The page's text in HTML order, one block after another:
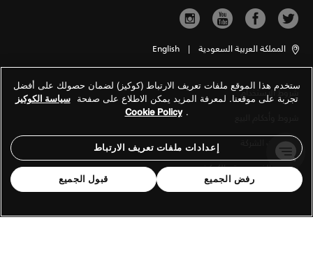
المملكة العربية السعودية |
English
شروط الاستخدام
معلومات الشركة
سياسة الخصوصية والكوكيز
ستخدم هذا الموقع ملفات تعريف الارتباط (كوكيز) لضمان حصولك على أفضل
تجربة على موقعنا. لمعرفة المزيد يمكن الاطلاع على صفحة سياسة الكوكيز
.
Cookie Policy
إعدادات ملفات تعريف الارتباط
رفض الجميع قبول الجميع